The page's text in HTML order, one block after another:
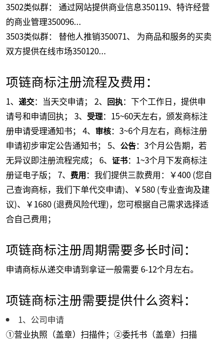
3502类似群： 通过网站提供商业信息350119、特许经营
的商业管理350096...
3503类似群： 替他人推销350071、 为商品和服务的买卖
双方提供在线市场350120...
项链商标注册流程及费用：
1、 递交：当天交申请； 2、 回执：下个工作日，提供申
请号和申请回执； 3、 受理：15~60天左右，颁发商标注
册申请受理通知书； 4、 审核：3~6个月左右，商标注册
申请初步审定公告通知书； 5、 公告：3个月公告期，若
无异议即注册流程完成； 6、 证书：1~3个月下发商标注
册证电子版； 7、 费用：我们提供三款费用：￥400 (您自
己查询商标，我们下单代交申请)、￥580 (专业查询及建
议)、￥1680 (退费风险代理)，您可根据自己需求选择适
合自己费用；
项链商标注册周期需要多长时间：
申请商标从递交申请到拿证一般需要 6-12个月左右。
项链商标注册需要提供什么资料：
1、公司申请
①营业执照（盖章）扫描件；②委托书（盖章）扫描